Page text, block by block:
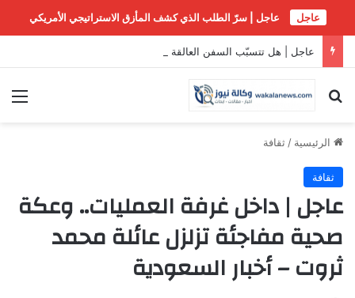
عاجل عاجل | سرّ الطلب الذي كشف المأزق الاستراتيجي الأمريكي
بحث عن
الرئيسية /ثقافة
ثقافة
عاجل | داخل غرفة العمليات.. وعكة
صحية مفاجئة تزلزل عائلة محمد
ثروت – أخبار السعودية